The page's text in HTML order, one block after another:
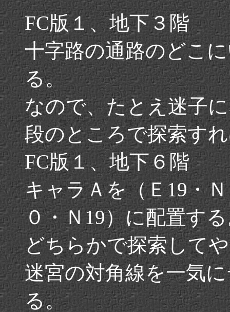
FC版１、地下３階
十字路の通路のどこ
る。
なので、たとえ迷子
段のところで探索す
FC版１、地下６階
キャラＡを（Ｅ19・
０・Ｎ19）に配置す
どちらかで探索して
迷宮の対角線を一気
る。